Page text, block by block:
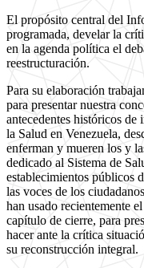
El propósito central del
programada, develar la
en la agenda política el
reestructuración.
Para su elaboración
para presentar nuestra
antecedentes históricos
la Salud en Venezuela,
enferman y mueren los y
dedicado al Sistema de
establecimientos públicos
las voces de los
han usado recientemente
capítulo de cierre, para
hacer ante la crítica
su reconstrucción integral.